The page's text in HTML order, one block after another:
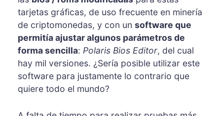
tarjetas gráficas, de uso frecuente en minería
de criptomonedas, y con un software que
permitía ajustar algunos parámetros de
forma sencilla: Polaris Bios Editor, del cual
hay mil versiones. ¿Sería posible utilizar este
software para justamente lo contrario que
quiere todo el mundo?